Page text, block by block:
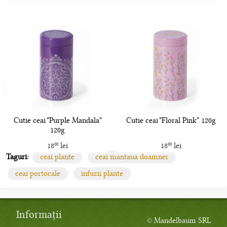
Cutie ceai "Purple Mandala"
120g
1800lei
Cutie ceai "Floral Pink" 120g
1800lei
Taguri:
ceai plante
ceai mantaua doamnei
ceai portocale
infuzii plante
Informații
© Mandelbaum SRL